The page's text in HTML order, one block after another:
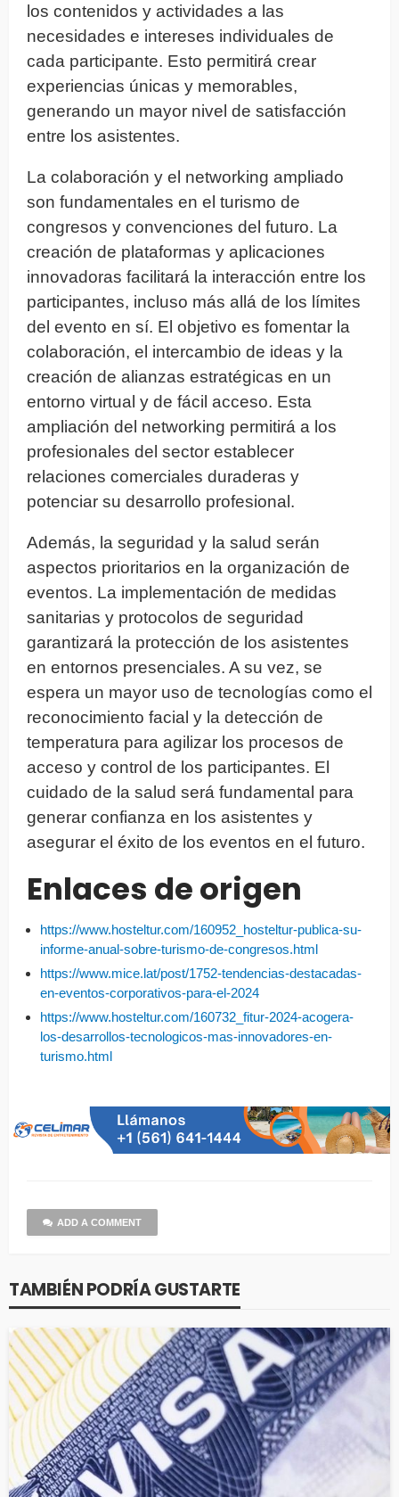
los contenidos y actividades a las
necesidades e intereses individuales de
cada participante. Esto permitirá crear
experiencias únicas y memorables,
generando un mayor nivel de satisfacción
entre los asistentes.
La colaboración y el networking ampliado
son fundamentales en el turismo de
congresos y convenciones del futuro. La
creación de plataformas y aplicaciones
innovadoras facilitará la interacción entre los
participantes, incluso más allá de los límites
del evento en sí. El objetivo es fomentar la
colaboración, el intercambio de ideas y la
creación de alianzas estratégicas en un
entorno virtual y de fácil acceso. Esta
ampliación del networking permitirá a los
profesionales del sector establecer
relaciones comerciales duraderas y
potenciar su desarrollo profesional.
Además, la seguridad y la salud serán
aspectos prioritarios en la organización de
eventos. La implementación de medidas
sanitarias y protocolos de seguridad
garantizará la protección de los asistentes
en entornos presenciales. A su vez, se
espera un mayor uso de tecnologías como el
reconocimiento facial y la detección de
temperatura para agilizar los procesos de
acceso y control de los participantes. El
cuidado de la salud será fundamental para
generar confianza en los asistentes y
asegurar el éxito de los eventos en el futuro.
Enlaces de origen
https://www.hosteltur.com/160952_hosteltur-publica-su-
informe-anual-sobre-turismo-de-congresos.html
https://www.mice.lat/post/1752-tendencias-destacadas-
en-eventos-corporativos-para-el-2024
https://www.hosteltur.com/160732_fitur-2024-acogera-
los-desarrollos-tecnologicos-mas-innovadores-en-
turismo.html
ADD A COMMENT
TAMBIÉN PODRÍA GUSTARTE